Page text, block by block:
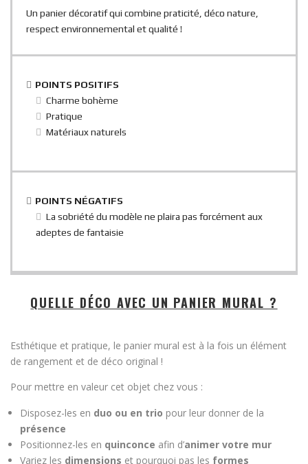
Un panier décoratif qui combine praticité, déco nature,
respect environnemental et qualité !
POINTS POSITIFS
Charme bohème
Pratique
Matériaux naturels
POINTS NÉGATIFS
La sobriété du modèle ne plaira pas forcément aux
adeptes de fantaisie
QUELLE DÉCO AVEC UN PANIER MURAL ?
Esthétique et pratique, le panier mural est à la fois un élément
de rangement et de déco original !
Pour mettre en valeur cet objet chez vous :
Disposez-les en duo ou en trio pour leur donner de la
présence
Positionnez-les en quinconce afin d’animer votre mur
Variez les dimensions et pourquoi pas les formes